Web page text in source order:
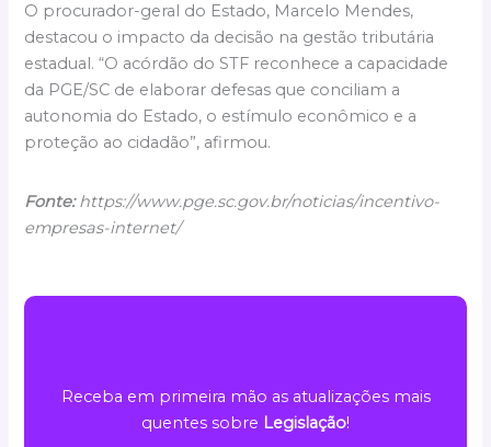
O procurador-geral do Estado, Marcelo Mendes,
destacou o impacto da decisão na gestão tributária
estadual. “O acórdão do STF reconhece a capacidade
da PGE/SC de elaborar defesas que conciliam a
autonomia do Estado, o estímulo econômico e a
proteção ao cidadão”, afirmou.
Fonte:https://www.pge.sc.gov.br/noticias/incentivo-
empresas-internet/
Receba em primeira mão as atualizações mais
quentes sobre Legislação!